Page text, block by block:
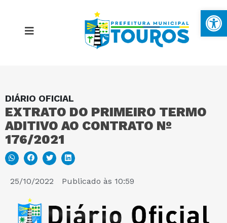
DIÁRIO OFICIAL
EXTRATO DO PRIMEIRO TERMO
ADITIVO AO CONTRATO Nº
176/2021
25/10/2022 Publicado às 10:59
MAPA DO SITE
PORTAL DA TRANSPARÊNCIA
E-SIC
PERGUNTAS FREQUENTES